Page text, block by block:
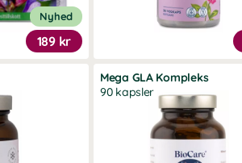
Nyhed
189 kr
Mega GLA Kompleks
90 kapsler